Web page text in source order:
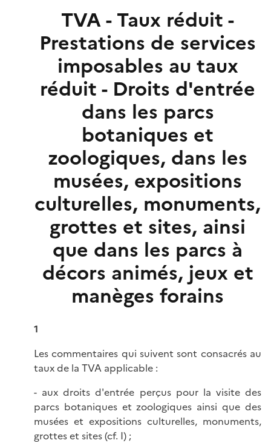
TVA - Taux réduit -
Prestations de services
imposables au taux
réduit - Droits d'entrée
dans les parcs
botaniques et
zoologiques, dans les
musées, expositions
culturelles, monuments,
grottes et sites, ainsi
que dans les parcs à
décors animés, jeux et
manèges forains
1
Les commentaires qui suivent sont consacrés au
taux de la TVA applicable :
- aux droits d'entrée perçus pour la visite des
parcs botaniques et zoologiques ainsi que des
musées et expositions culturelles, monuments,
grottes et sites (cf. I) ;